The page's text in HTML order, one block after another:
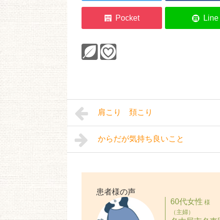
肩こり 頚こり
からだが気持ち良いこと
患者様の声
60代女性 様
（主婦）